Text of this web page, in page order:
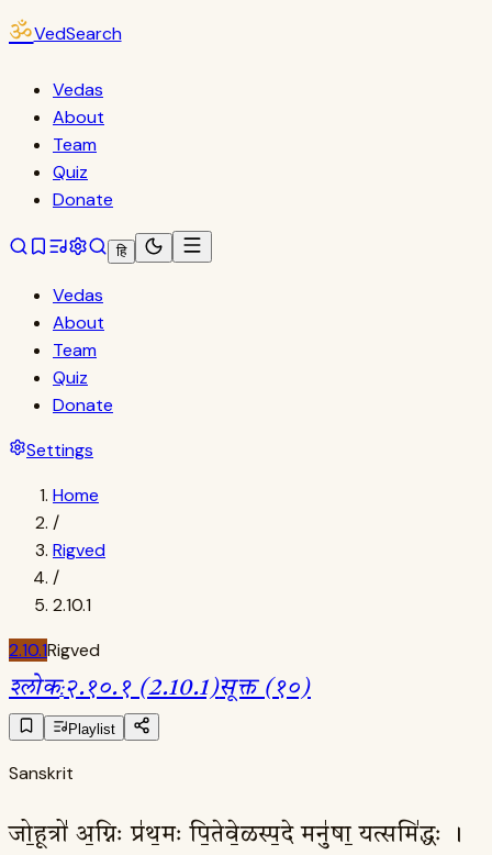
ॐVedSearch
Vedas
About
Team
Quiz
Donate
हि
Vedas
About
Team
Quiz
Donate
Settings
Home
/
Rigved
/
2.10.1
2.10.1Rigved
श्लोक:२.१०.१ (2.10.1)सूक्त (१०)
Playlist
Sanskrit
जो॒हूत्रो॑ अ॒ग्निः प्र॑थ॒मः पि॒तेवे॒ळस्प॒दे मनु॑षा॒ यत्समि॑द्धः ।